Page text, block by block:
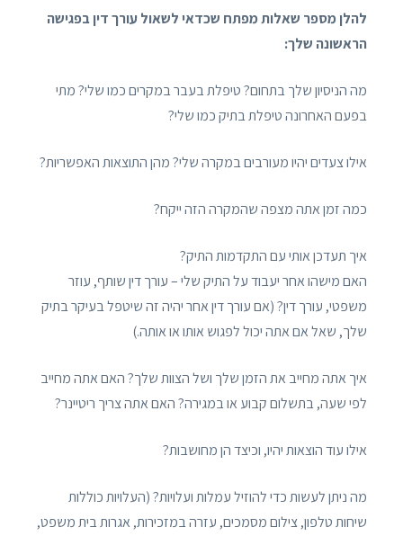
להלן מספר שאלות מפתח שכדאי לשאול עורך דין בפגישה
הראשונה שלך:
מה הניסיון שלך בתחום? טיפלת בעבר במקרים כמו שלי? מתי
בפעם האחרונה טיפלת בתיק כמו שלי?
אילו צעדים יהיו מעורבים במקרה שלי? מהן התוצאות האפשריות?
כמה זמן אתה מצפה שהמקרה הזה ייקח?
איך תעדכן אותי עם התקדמות התיק?
האם מישהו אחר יעבוד על התיק שלי – עורך דין שותף, עוזר
משפטי, עורך דין? (אם עורך דין אחר יהיה זה שיטפל בעיקר בתיק
שלך, שאל אם אתה יכול לפגוש אותו או אותה.)
איך אתה מחייב את הזמן שלך ושל הצוות שלך? האם אתה מחייב
לפי שעה, בתשלום קבוע או במגירה? האם אתה צריך ריטיינר?
אילו עוד הוצאות יהיו, וכיצד הן מחושבות?
מה ניתן לעשות כדי להוזיל עמלות ועלויות? (העלויות כוללות
שיחות טלפון, צילום מסמכים, עזרה במזכירות, אגרות בית משפט,